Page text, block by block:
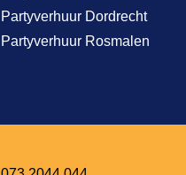
Partyverhuur Dordrecht
Partyverhuur Rosmalen